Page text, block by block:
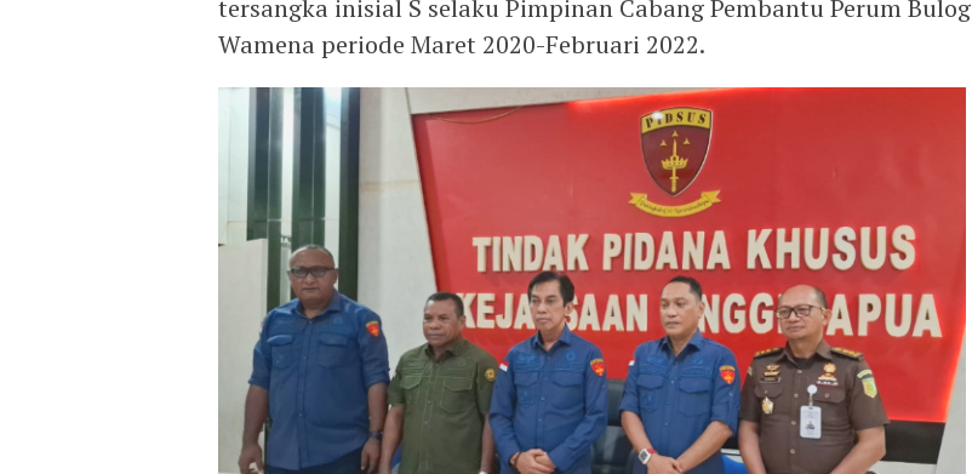
tersangka inisial S selaku Pimpinan Cabang Pembantu Perum Bulog
Wamena periode Maret 2020-Februari 2022.